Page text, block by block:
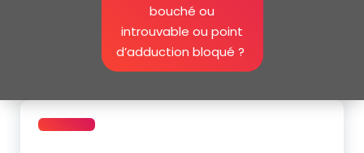
bouché ou
introuvable ou point
d’adduction bloqué ?